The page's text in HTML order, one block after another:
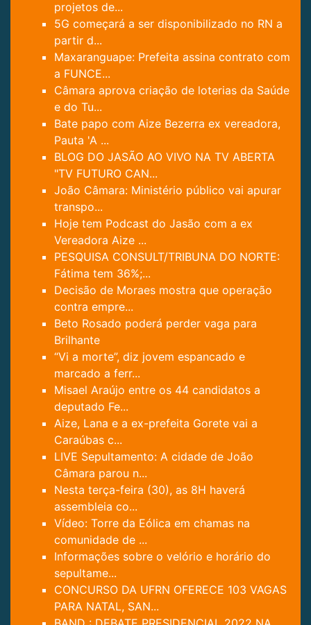
projetos de...
5G começará a ser disponibilizado no RN a
partir d...
Maxaranguape: Prefeita assina contrato com
a FUNCE...
Câmara aprova criação de loterias da Saúde
e do Tu...
Bate papo com Aize Bezerra ex vereadora,
Pauta 'A ...
BLOG DO JASÃO AO VIVO NA TV ABERTA
"TV FUTURO CAN...
João Câmara: Ministério público vai apurar
transpo...
Hoje tem Podcast do Jasão com a ex
Vereadora Aize ...
PESQUISA CONSULT/TRIBUNA DO NORTE:
Fátima tem 36%;...
Decisão de Moraes mostra que operação
contra empre...
Beto Rosado poderá perder vaga para
Brilhante
“Vi a morte”, diz jovem espancado e
marcado a ferr...
Misael Araújo entre os 44 candidatos a
deputado Fe...
Aize, Lana e a ex-prefeita Gorete vai a
Caraúbas c...
LIVE Sepultamento: A cidade de João
Câmara parou n...
Nesta terça-feira (30), as 8H haverá
assembleia co...
Vídeo: Torre da Eólica em chamas na
comunidade de ...
Informações sobre o velório e horário do
sepultame...
CONCURSO DA UFRN OFERECE 103 VAGAS
PARA NATAL, SAN...